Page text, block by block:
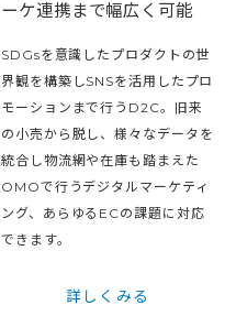
ーケ連携まで幅広く可能
SDGsを意識したプロダクトの世
界観を構築しSNSを活用したプロ
モーションまで行うD2C。旧来
の小売から脱し、様々なデータを
統合し物流網や在庫も踏まえた
OMOで行うデジタルマーケティ
ング、あらゆるECの課題に対応
できます。
詳しくみる